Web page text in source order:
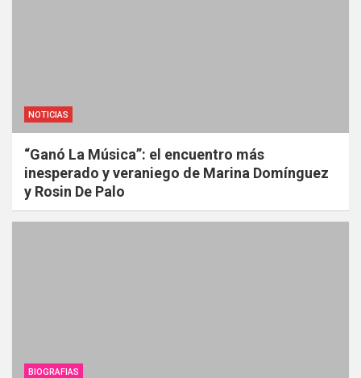
NOTICIAS
“Ganó La Música”: el encuentro más
inesperado y veraniego de Marina Domínguez
y Rosin De Palo
BIOGRAFIAS